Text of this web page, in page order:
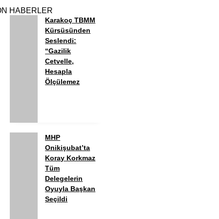
HABERLER
Karakoç TBMM
Kürsüsünden
Seslendi:
“Gazilik
Cetvelle,
Hesapla
Ölçülemez
MHP
Onikişubat’ta
Koray Korkmaz
Tüm
Delegelerin
Oyuyla Başkan
Seçildi